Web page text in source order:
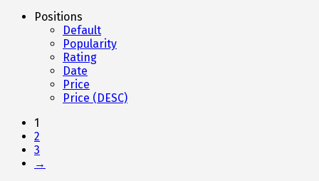
Positions
Default
Popularity
Rating
Date
Price
Price (DESC)
1
2
3
→